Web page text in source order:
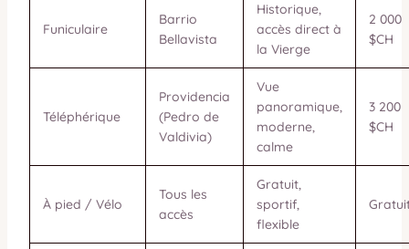
Funiculaire
Barrio
Bellavista
Historique,
accès direct à
la Vierge
2 000
$CH
Téléphérique
Providencia
(Pedro de
Valdivia)
Vue
panoramique,
moderne,
calme
3 200
$CH
À pied / Vélo
Tous les
accès
Gratuit,
sportif,
flexible